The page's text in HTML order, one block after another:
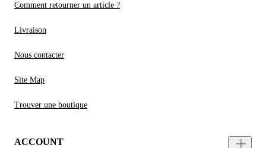
Comment retourner un article ?
Livraison
Nous contacter
Site Map
Trouver une boutique
ACCOUNT